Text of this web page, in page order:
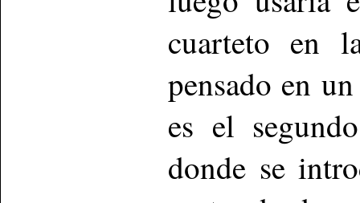
cuarteto en
pensado en
es el
donde se